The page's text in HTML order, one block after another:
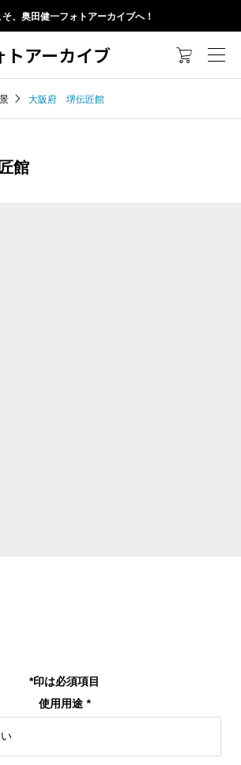
そ、奥田健一フォトアーカイブへ！
トアーカイブ 
大阪府 堺伝匠館
館
*印は必須項目
使用用途 *